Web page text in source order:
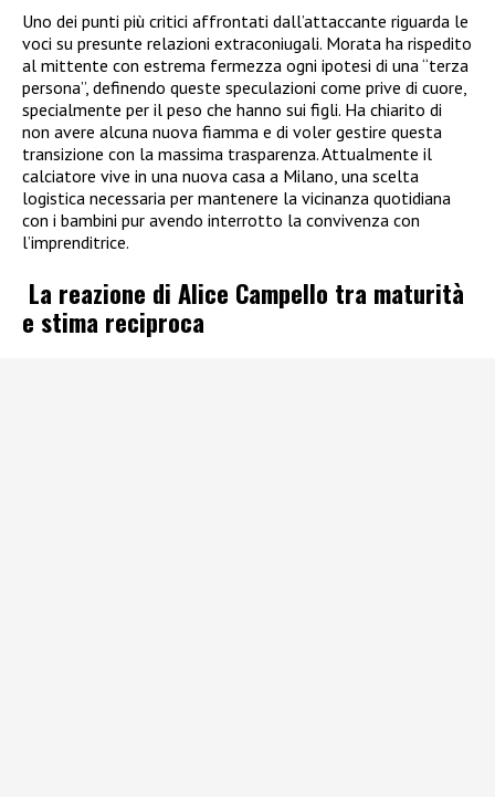
Uno dei punti più critici affrontati dall’attaccante riguarda le
voci su presunte relazioni extraconiugali. Morata ha rispedito
al mittente con estrema fermezza ogni ipotesi di una “terza
persona”, definendo queste speculazioni come prive di cuore,
specialmente per il peso che hanno sui figli. Ha chiarito di
non avere alcuna nuova fiamma e di voler gestire questa
transizione con la massima trasparenza. Attualmente il
calciatore vive in una nuova casa a Milano, una scelta
logistica necessaria per mantenere la vicinanza quotidiana
con i bambini pur avendo interrotto la convivenza con
l’imprenditrice.
La reazione di Alice Campello tra maturità
e stima reciproca